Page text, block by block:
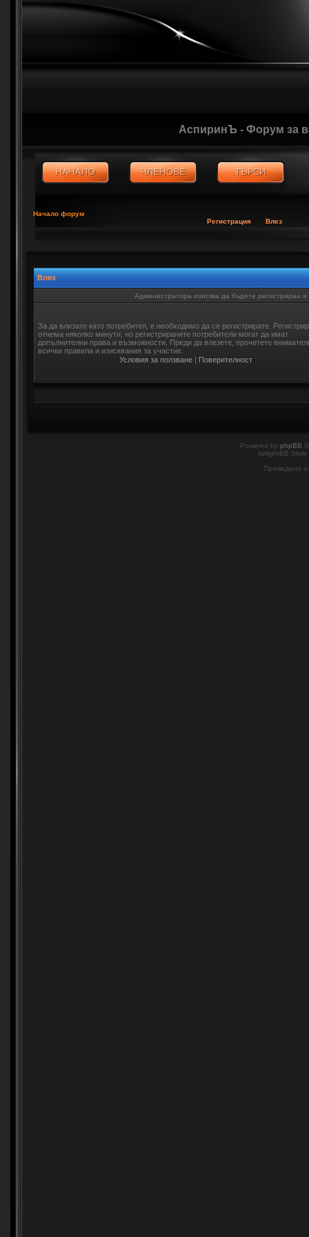
АспиринЪ - Форум за
Начало форум
Регистрация
Влез
Влез
Администратора изисква да бъдете регистриран
За да влизате като потребител, е необходимо да се регистрирате.
отнема няколко минути, но регистрираните потребители могат да имат
допълнителни права и възможности. Преди да влезете, прочетете
всички правила и изисквания за участие.
Условия за ползване | Поверителност
Powered by phpBB
twilightBB
Преведено